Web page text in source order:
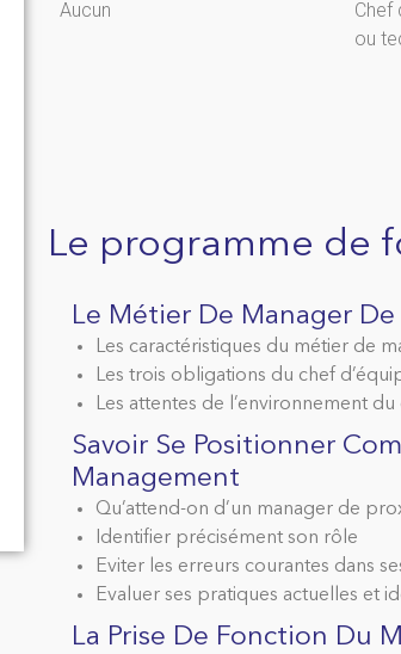
Aucun
Chef
ou
Le programme de
Le Métier De Manager
Les caractéristiques du métier de
Les trois obligations du chef
Les attentes de l’environnement du
Savoir Se Positionner
Management
Qu’attend-on d’un manager de
Identifier précisément son rôle
Eviter les erreurs courantes dans
Evaluer ses pratiques actuelles et
La Prise De Fonction Du